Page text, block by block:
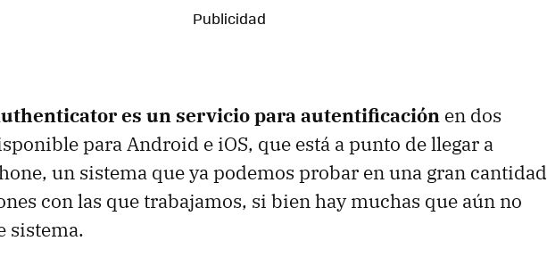
es un servicio para autentificación en dos
para Android e iOS, que está a punto de llegar a
un sistema que ya podemos probar en una gran cantidad
con las que trabajamos, si bien hay muchas que aún no
sistema.